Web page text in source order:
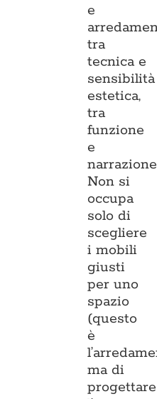
e
tra
tecnica e
sensibilità
estetica,
tra
funzione
e
Non si
occupa
solo di
scegliere
i mobili
giusti
per uno
spazio
(questo
è
ma di
progettare